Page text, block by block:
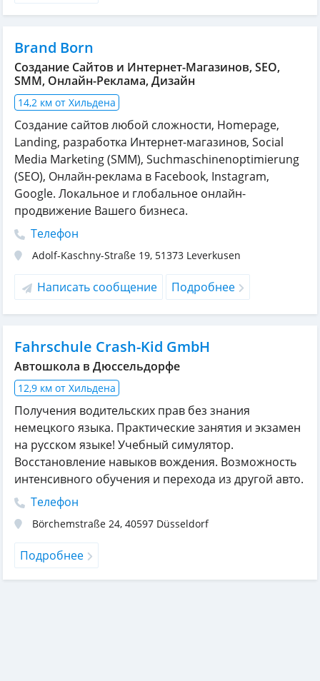
Brand Born
Создание Сайтов и Интернет-Магазинов, SEO,
SMM, Онлайн-Реклама, Дизайн
14,2 км от Хильдена
Создание сайтов любой сложности, Homepage,
Landing, разработка Интернет-магазинов, Social
Media Marketing (SMM), Suchmaschinenoptimierung
(SEO), Онлайн-реклама в Facebook, Instagram,
Google. Локальное и глобальное онлайн-
продвижение Вашего бизнеса.
Телефон
Adolf-Kaschny-Straße 19, 51373 Leverkusen
Написать сообщение Подробнее
Fahrschule Crash-Kid GmbH
Автошкола в Дюссельдорфе
12,9 км от Хильдена
Получения водительских прав без знания
немецкого языка. Практические занятия и экзамен
на русском языке! Учебный симулятор.
Восстановление навыков вождения. Возможность
интенсивного обучения и перехода из другой авто.
Телефон
Börchemstraße 24, 40597 Düsseldorf
Подробнее